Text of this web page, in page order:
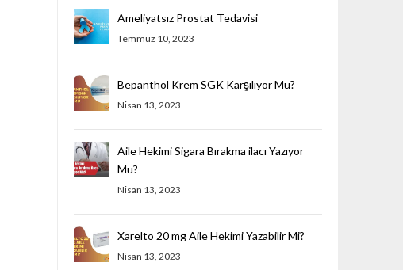
Ameliyatsız Prostat Tedavisi
Temmuz 10, 2023
Bepanthol Krem SGK Karşılıyor Mu?
Nisan 13, 2023
Aile Hekimi Sigara Bırakma ilacı Yazıyor
Mu?
Nisan 13, 2023
Xarelto 20 mg Aile Hekimi Yazabilir Mi?
Nisan 13, 2023